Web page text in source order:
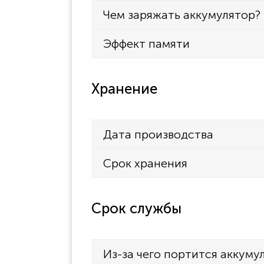
Чем заряжать аккумулятор?
Эффект памяти
Хранение
Дата производства
Срок хранения
Срок службы
Из-за чего портится